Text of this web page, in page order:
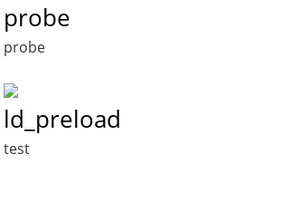
probe
probe
ld_preload
test